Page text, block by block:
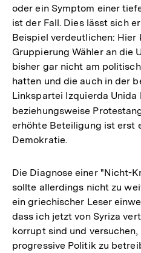
oder ein Symptom einer
ist der Fall. Dies lässt sich
Beispiel verdeutlichen: Hier
Gruppierung Wähler an die
bisher gar nicht am
hatten und die auch in der
Linkspartei Izquierda
beziehungsweise
erhöhte Beteiligung ist erst
Demokratie.
Die Diagnose einer "Nicht-
sollte allerdings nicht zu
ein griechischer Leser
dass ich jetzt von Syriza
korrupt sind und
progressive Politik zu